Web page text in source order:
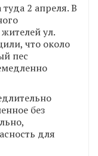
2 апреля. В
ул.
что около
пес
без
для